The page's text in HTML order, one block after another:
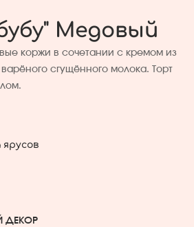
Медовый
коржи в сочетании с кремом из
сгущённого молока. Торт
ДЕКОР